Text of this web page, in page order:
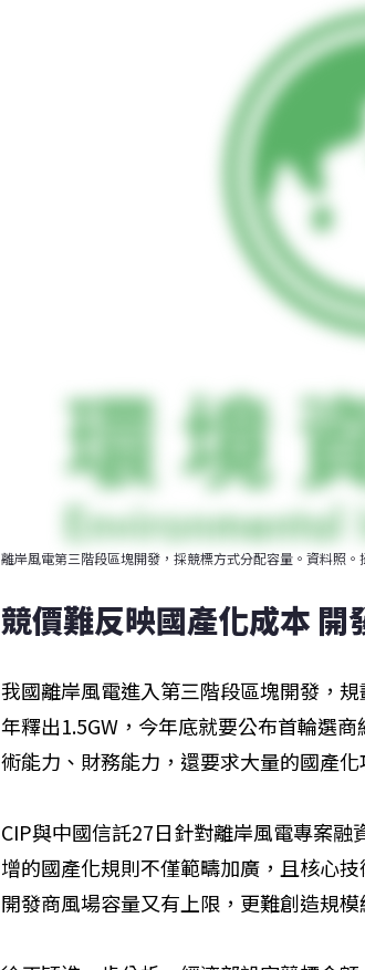
離岸風電第三階段區塊開發，採競標方式分配容量。資料照。
競價難反映國產化成本
我國離岸風電進入第三階段區塊開發，
年釋出1.5GW，今年底就要公布首輪選
術能力、財務能力，還要求大量的國產
CIP與中國信託27日針對離岸風電專案
增的國產化規則不僅範疇加廣，且核心
開發商風場容量又有上限，更難創造規模